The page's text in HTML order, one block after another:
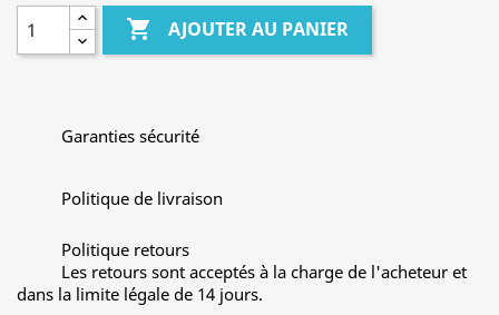
 AJOUTER AU PANIER
Garanties sécurité
Politique de livraison
Politique retours
Les retours sont acceptés à la charge de l'acheteur et
dans la limite légale de 14 jours.